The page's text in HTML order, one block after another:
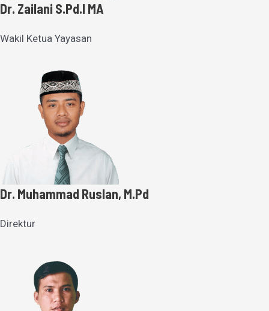
Dr. Zailani S.Pd.I MA
Wakil Ketua Yayasan
Dr. Muhammad Ruslan, M.Pd
Direktur